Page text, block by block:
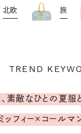
北欧 旅
TREND
素敵なひとの夏服
フィー×コールマ